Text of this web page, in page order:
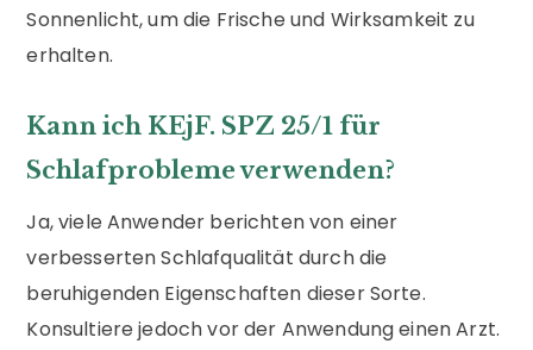
Sonnenlicht, um die Frische und Wirksamkeit zu
erhalten.
Kann ich KEjF. SPZ 25/1 für
Schlafprobleme verwenden?
Ja, viele Anwender berichten von einer
verbesserten Schlafqualität durch die
beruhigenden Eigenschaften dieser Sorte.
Konsultiere jedoch vor der Anwendung einen Arzt.